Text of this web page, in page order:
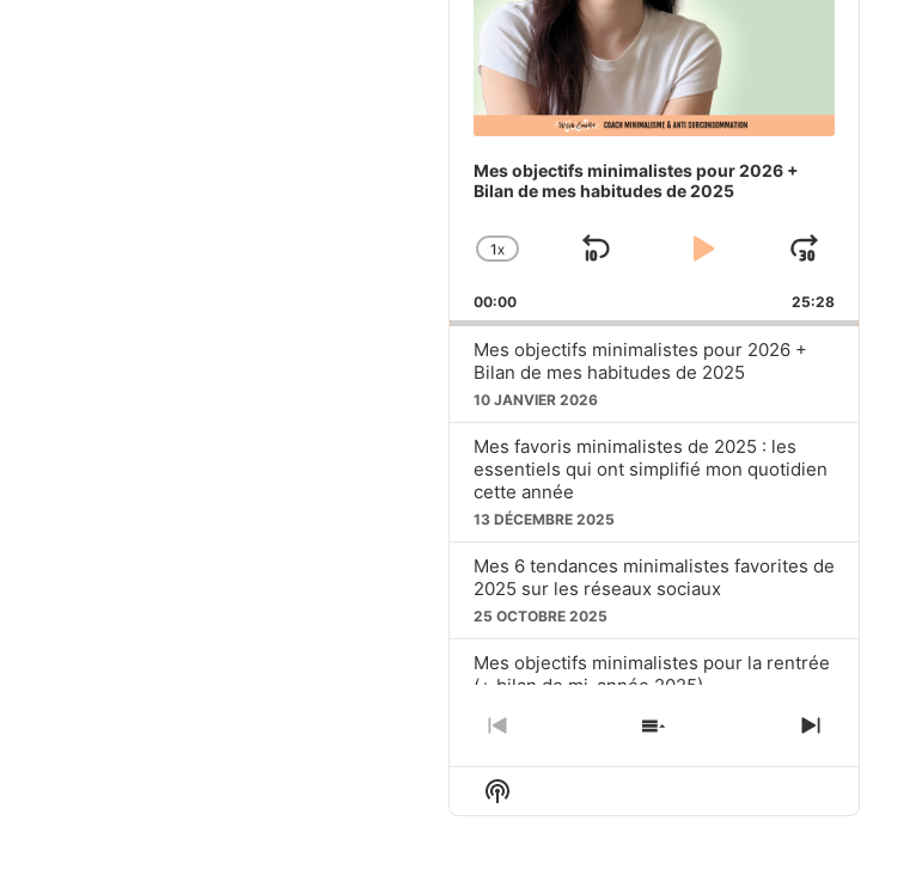
Mes objectifs minimalistes pour 2026 +
Bilan de mes habitudes de 2025
CHANGE
RATE
1X
SKIP
BACKWARD
PLAY
PAUSE
JUMP
00:00 25:28
Mes objectifs minimalistes pour 2026 +
Bilan de mes habitudes de 2025
10 JANVIER 2026
Mes favoris minimalistes de 2025 : les
essentiels qui ont simplifié mon quotidien
cette année
13 DÉCEMBRE 2025
Mes 6 tendances minimalistes favorites de
2025 sur les réseaux sociaux
25 OCTOBRE 2025
Mes objectifs minimalistes pour la rentrée
(+ bilan de mi-année 2025)
20 SEPTEMBRE 2025
j’utilise toujours en tant que minimaliste
PREVIOUS
EPISODE
SHOW
EPISODES
NEXT
Show
Podcast